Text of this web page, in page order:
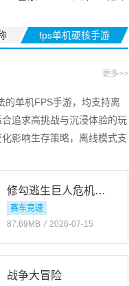
戏
fps单机硬核手游
更多>>
的单机FPS手游，均支持离
追求高挑战与沉浸体验的玩
影响生存策略，离线模式支
修勾逃生巨人危机免广告版
赛车竞速
87.69MB / 2026-07-15
战争大冒险